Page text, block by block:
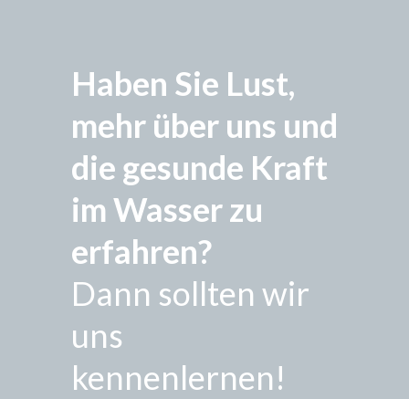
Haben Sie Lust,
mehr über uns und
die gesunde Kraft
im Wasser zu
erfahren?
Dann sollten wir
uns
kennenlernen!